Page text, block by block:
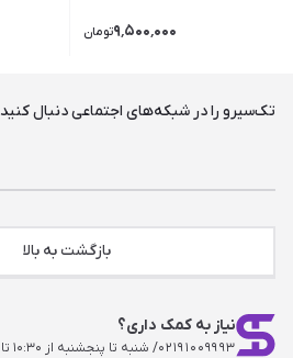
۹٬۵۰۰٬۰۰۰تومان
تک‌سیرو را در شبکه‌های اجتماعی دنبال کنید
نیاز به کمک داری؟
۰۲۱۹۱۰۰۹۹۹۳/ شنبه تا پنجشنبه از ۱۰:۳۰ تا ۱۹:۳۰
بازگشت به بالا